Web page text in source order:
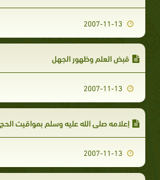
قبض العلم وظهور الجهل
إعلامه صلى الله عليه وسلم بمواقيت الحج